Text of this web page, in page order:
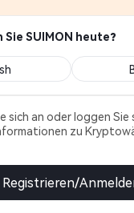
SUIMON heute?
sich an oder loggen Sie
zu
Registrieren/